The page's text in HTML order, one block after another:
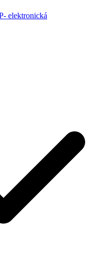
elektronická